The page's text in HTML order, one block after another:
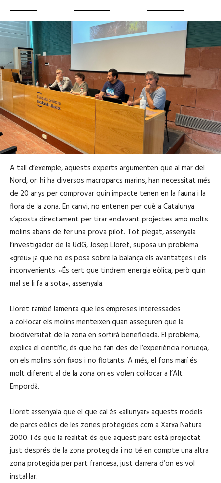
A tall d’exemple, aquests experts argumenten que al mar del
Nord, on hi ha diversos macroparcs marins, han necessitat més
de 20 anys per comprovar quin impacte tenen en la fauna i la
flora de la zona. En canvi, no entenen per què a Catalunya
s’aposta directament per tirar endavant projectes amb molts
molins abans de fer una prova pilot. Tot plegat, assenyala
l’investigador de la UdG, Josep Lloret, suposa un problema
«greu» ja que no es posa sobre la balança els avantatges i els
inconvenients. «És cert que tindrem energia eòlica, però quin
mal se li fa a sota», assenyala.
Lloret també lamenta que les empreses interessades
a col·locar els molins menteixen quan asseguren que la
biodiversitat de la zona en sortirà beneficiada. El problema,
explica el científic, és que ho fan des de l’experiència noruega,
on els molins són fixos i no flotants. A més, el fons marí és
molt diferent al de la zona on es volen col·locar a l’Alt
Empordà.
Lloret assenyala que el que cal és «allunyar» aquests models
de parcs eòlics de les zones protegides com a Xarxa Natura
2000. I és que la realitat és que aquest parc està projectat
just després de la zona protegida i no té en compte una altra
zona protegida per part francesa, just darrera d’on es vol
instal·lar.